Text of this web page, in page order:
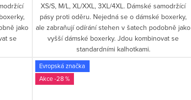
jako
se
XS/S, M/L, XL/XXL, 3XL/4XL. Dámské samodržící
pásy proti oděru. Nejedná se o dámské boxerky,
ale zabraňují odírání stehen v šatech podobně jako
vyšší dámské boxerky. Jdou kombinovat se
standardními kalhotkami.
Evropská značka
-28 %